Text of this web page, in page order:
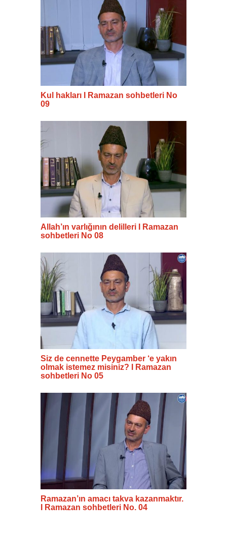
Kul hakları I Ramazan sohbetleri No
09
Allah’ın varlığının delilleri I Ramazan
sohbetleri No 08
Siz de cennette Peygamber ‘e yakın
olmak istemez misiniz? I Ramazan
sohbetleri No 05
Ramazan’ın amacı takva kazanmaktır.
I Ramazan sohbetleri No. 04